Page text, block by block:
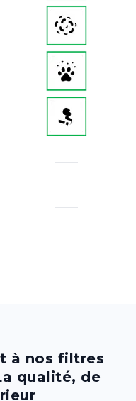
à nos filtres
qualité, de